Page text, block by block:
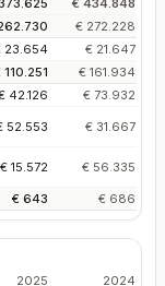
€ 434.848
€ 272.228
23.654
€ 21.647
110.251
€ 161.934
42.126
€ 73.932
52.553 € 31.667
€ 15.572 € 56.335
€ 643 € 686
2025 2024